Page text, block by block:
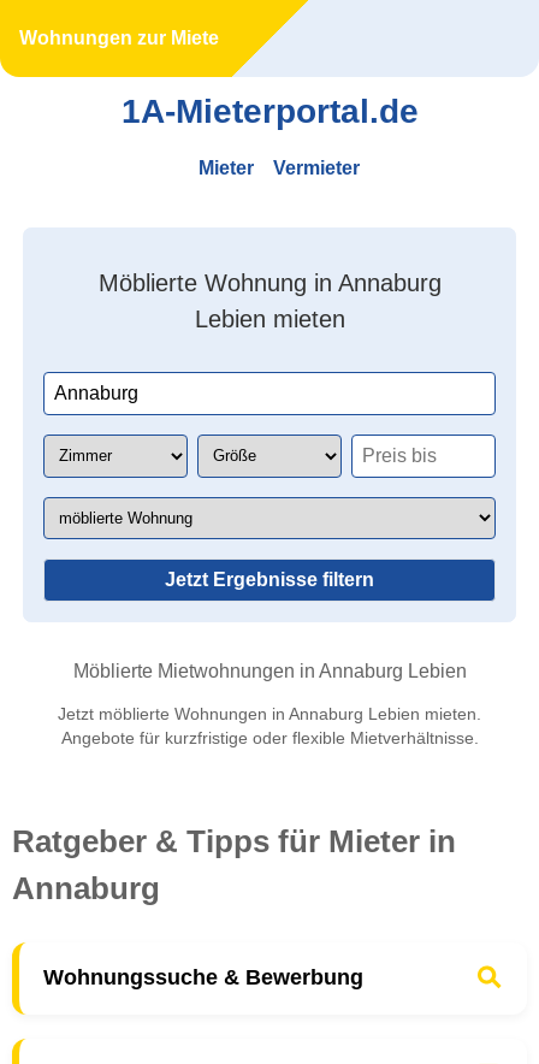
Wohnungen zur Miete
1A-Mieterportal.de
Mieter Vermieter
Möblierte Wohnung in Annaburg
Lebien mieten
Jetzt Ergebnisse filtern
Möblierte Mietwohnungen in Annaburg Lebien
Jetzt möblierte Wohnungen in Annaburg Lebien mieten.
Angebote für kurzfristige oder flexible Mietverhältnisse.
Ratgeber & Tipps für Mieter in
Annaburg
Wohnungssuche & Bewerbung